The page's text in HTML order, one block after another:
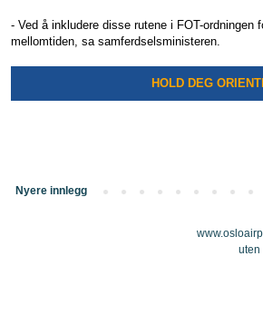
- Ved å inkludere disse rutene i FOT-
mellomtiden, sa samferdselsministeren.
HOLD DEG
Nyere innlegg
uten